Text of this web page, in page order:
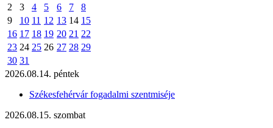
2
3 4 5 6 7
8
9
10 11 12 13 14 15
16 17 18 19 20 21 22
23 24 25 26 27 28 29
30 31
2026.08.14. péntek
Székesfehérvár fogadalmi szentmiséje
2026.08.15. szombat